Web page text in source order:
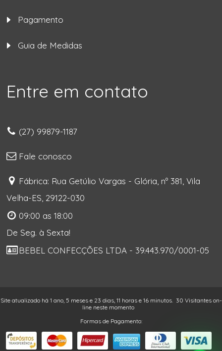
Pagamento
Guia de Medidas
Entre em contato
(27) 99879-1187
Fale conosco
Fábrica: Rua Getúlio Vargas - Glória, nº 381, Vila
Velha-ES, 29122-030
09:00 as 18:00
De Seg. à Sexta!
BEBEL CONFECÇÕES LTDA - 39.443.970/0001-05
Site atualizado há 1 ano, 5 meses e 23 dias, 11 horas e 16 minutos. 30 Visitantes on-
line neste momento
Formas de Pagamento: